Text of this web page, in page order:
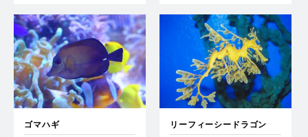
ゴマハギ リーフィーシードラゴン